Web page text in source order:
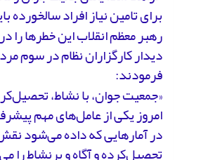
برای تامین نیاز افراد سالخورده
رهبر معظم انقلاب این خطرها را
فرمودند:
«جمعیت جوان، با نشاط،
امروز یکی از عامل‌های مهم
در آمارهایی که داده می‌شود
تحصیل‌کرده و آگاه و پر‌نشاط را